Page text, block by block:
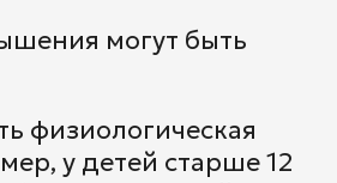
могут быть
физиологическая
у детей старше 12